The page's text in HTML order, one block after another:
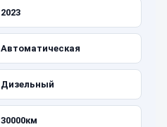
2023
Автоматическая
Дизельный
30000км